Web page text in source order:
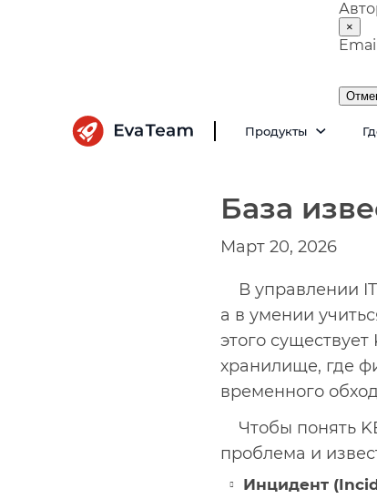
×
Email
Продукты
База
Март 20, 2026
В управлении
а в умении
этого
хранилище, где
временного
Чтобы понять
проблема и
Инцидент